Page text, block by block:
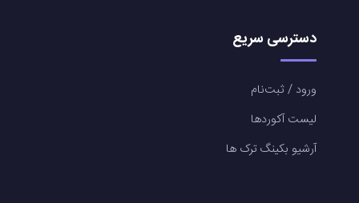
دسترسی سریع
ورود / ثبت‌نام
لیست آکوردها
آرشیو بکینگ ترک ها